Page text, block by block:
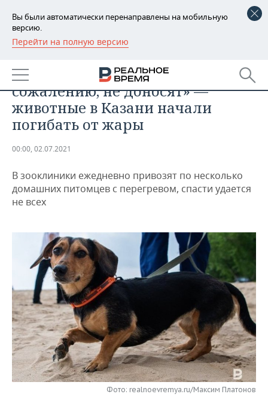
Вы были автоматически перенаправлены на мобильную
версию.
Перейти на полную версию
РЕГИОНЫ
БАШКОРТОСТАН
ТАТАРСТАН
УДМУРТИЯ
НОВОСТИ
АНАЛИТИКА
НОВОСТИ АНАЛИТИКИ
ДЕКЛАРАЦИИ О ДОХОДАХ
КОРОЛИ ГОСЗАКАЗА ПФО
ВУЗЫ ТАТАРСТАНА
КОМУ ПРИНАДЛЕЖАТ
ТОРГОВЫЕ ЦЕНТРЫ
ТАТАРСТАНА
ЭКОНОМИКА
НОВОСТИ ЭКОНОМИКИ
ФИНАНСЫ
БАНКИ
БЮДЖЕТ
ИНВЕСТИЦИИ
ПРОМЫШЛЕННОСТЬ
НОВОСТИ
ПРОМЫШЛЕННОСТИ
МАШИНОСТРОЕНИЕ
НЕФТЕХИМИЯ
НЕФТЬ
ОПК
ЭНЕРГЕТИКА
НЕДВИЖИМОСТЬ
НОВОСТИ НЕДВИЖИМОСТИ
АВТО
НОВОСТИ АВТО
БИЗНЕС
НОВОСТИ БИЗНЕСА
РОЗНИЧНАЯ ТОРГОВЛЯ
ТРАНСПОРТ
УСЛУГИ
ТЕХНОЛОГИИ
НОВОСТИ ТЕХНОЛОГИЙ
IT
МЕДИА
ТЕЛЕКОММУНИКАЦИИ
МЕРОПРИЯТИЯ
НОВОСТИ МЕРОПРИЯТИЙ
ВЫЕЗДНАЯ РЕДАКЦИЯ
БИЗНЕС-БРАНЧИ
СПОРТ
НОВОСТИ СПОРТА
ФУТБОЛ
ОБЩЕСТВО
НОВОСТИ ОБЩЕСТВА
ФОТОГАЛЕРЕЯ
«Собак маленьких пород, к
сожалению, не доносят» —
животные в Казани начали
погибать от жары
00:00, 02.07.2021
В зооклиники ежедневно привозят по несколько
домашних питомцев с перегревом, спасти удается
не всех
Фото: realnoevremya.ru/Максим Платонов